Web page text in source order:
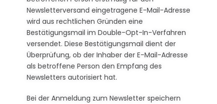
Newsletterversand eingetragene E-Mail-Adresse
wird aus rechtlichen Gründen eine
Bestätigungsmail im Double-Opt-In-Verfahren
versendet. Diese Bestätigungsmail dient der
Überprüfung, ob der Inhaber der E-Mail-Adresse
als betroffene Person den Empfang des
Newsletters autorisiert hat.
Bei der Anmeldung zum Newsletter speichern